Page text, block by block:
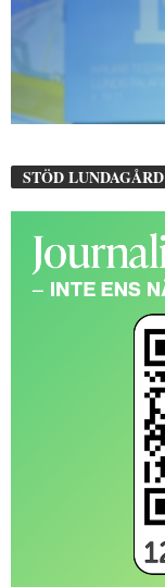
STÖD LUNDAGÅRD